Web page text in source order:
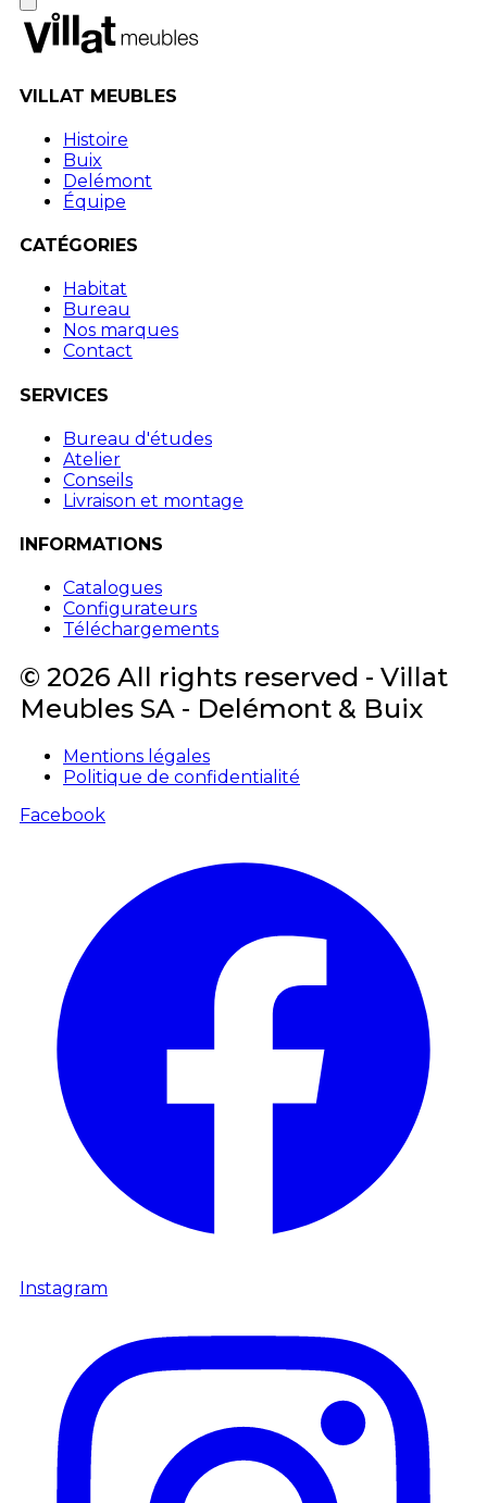
VILLAT MEUBLES
Histoire
Buix
Delémont
Équipe
CATÉGORIES
Habitat
Bureau
Nos marques
Contact
SERVICES
Bureau d'études
Atelier
Conseils
Livraison et montage
INFORMATIONS
Catalogues
Configurateurs
Téléchargements
© 2026 All rights reserved - Villat
Meubles SA - Delémont & Buix
Mentions légales
Politique de confidentialité
Facebook
Instagram